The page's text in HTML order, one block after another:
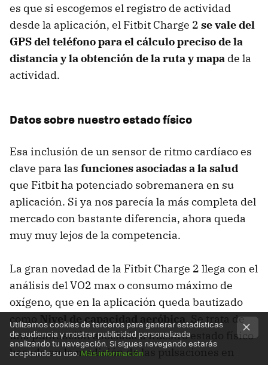
es que si escogemos el registro de actividad
desde la aplicación, el Fitbit Charge 2 se vale del
GPS del teléfono para el cálculo preciso de la
distancia y la obtención de la ruta y mapa de la
actividad.
Datos sobre nuestro estado físico
Esa inclusión de un sensor de ritmo cardíaco es
clave para las funciones asociadas a la salud
que Fitbit ha potenciado sobremanera en su
aplicación. Si ya nos parecía la más completa del
mercado con bastante diferencia, ahora queda
muy muy lejos de la competencia.
La gran novedad de la Fitbit Charge 2 llega con el
análisis del VO2 max o consumo máximo de
oxígeno, que en la aplicación queda bautizado
como Nivel de capacidad aeróbica. Se trata de
una puntuación asociada a nuestro estado físico
basada en la medición de las pulsaciones en
Utilizamos cookies de terceros para generar estadísticas
de audiencia y mostrar publicidad personalizada
analizando tu navegación. Si sigues navegando estarás
aceptando su uso.Más información